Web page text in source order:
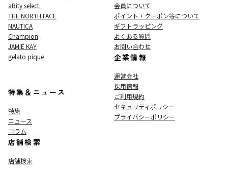
aBity select.
THE NORTH FACE
NAUTICA
Champion
JAMIE KAY
gelato pique
特集＆ニュース
特集
ニュース
コラム
店舗検索
店舗検索
会員について
ポイント・クーポン等について
ギフトラッピング
よくある質問
お問い合わせ
企業情報
運営会社
採用情報
ご利用規約
セキュリティポリシー
プライバシーポリシー